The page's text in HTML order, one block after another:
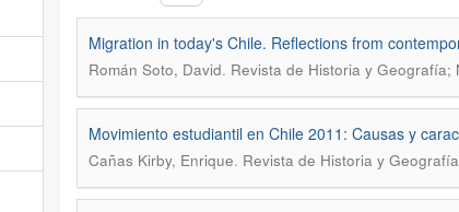
Migration in today's Chile. Reflections from
Román Soto, David. Revista de Historia y
Movimiento estudiantil en Chile 2011: Causas y
Cañas Kirby, Enrique. Revista de Historia y